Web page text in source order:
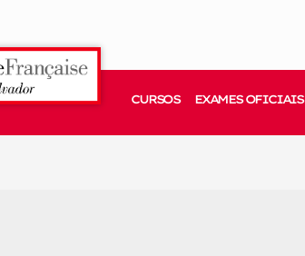
CURSOS EXAMES OFICIAIS